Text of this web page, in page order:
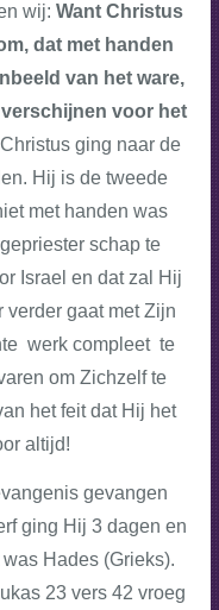
wij: Want Christus
dat met handen
van het ware,
voor het
Christus ging naar de
Hij is de tweede
met handen was
schap te
Israel en dat zal Hij
verder gaat met Zijn
werk compleet te
om Zichzelf te
het feit dat Hij het
altijd!
gevangen
ging Hij 3 dagen en
Hades (Grieks).
23 vers 42 vroeg